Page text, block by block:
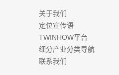
关于我们
定位宣传语
TWINHOW平台
细分产业分类导航
联系我们